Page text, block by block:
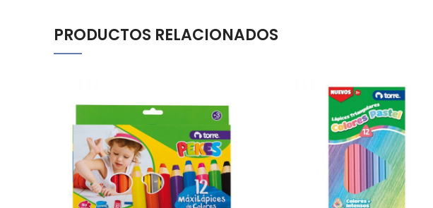
PRODUCTOS RELACIONADOS